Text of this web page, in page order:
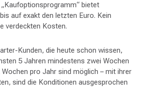
bietet
auf exakt den letzten Euro. Kein
verdeckten Kosten.
Kunden, die heute schon wissen,
5 Jahren mindestens zwei Wochen
pro Jahr sind möglich – mit ihrer
sind die Konditionen ausgesprochen